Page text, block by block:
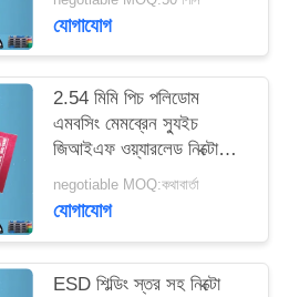
যোগাযোগ
2.54 মিমি পিচ পলিডোম
এমবসিং মেমব্রেন স্যুইচ
জিআইএফ ওয়্যারলেড নিক্টো
ব্যাকহেসিভ
negotiable MOQ:কথাবার্তা
যোগাযোগ
ESD শিল্ডিং স্তর সহ নিক্টো